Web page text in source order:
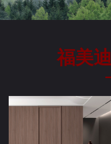
福美迪